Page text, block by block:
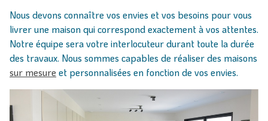
Nous devons connaître vos envies et vos besoins pour vous
livrer une maison qui correspond exactement à vos attentes.
Notre équipe sera votre interlocuteur durant toute la durée
des travaux. Nous sommes capables de réaliser des maisons
sur mesure et personnalisées en fonction de vos envies.